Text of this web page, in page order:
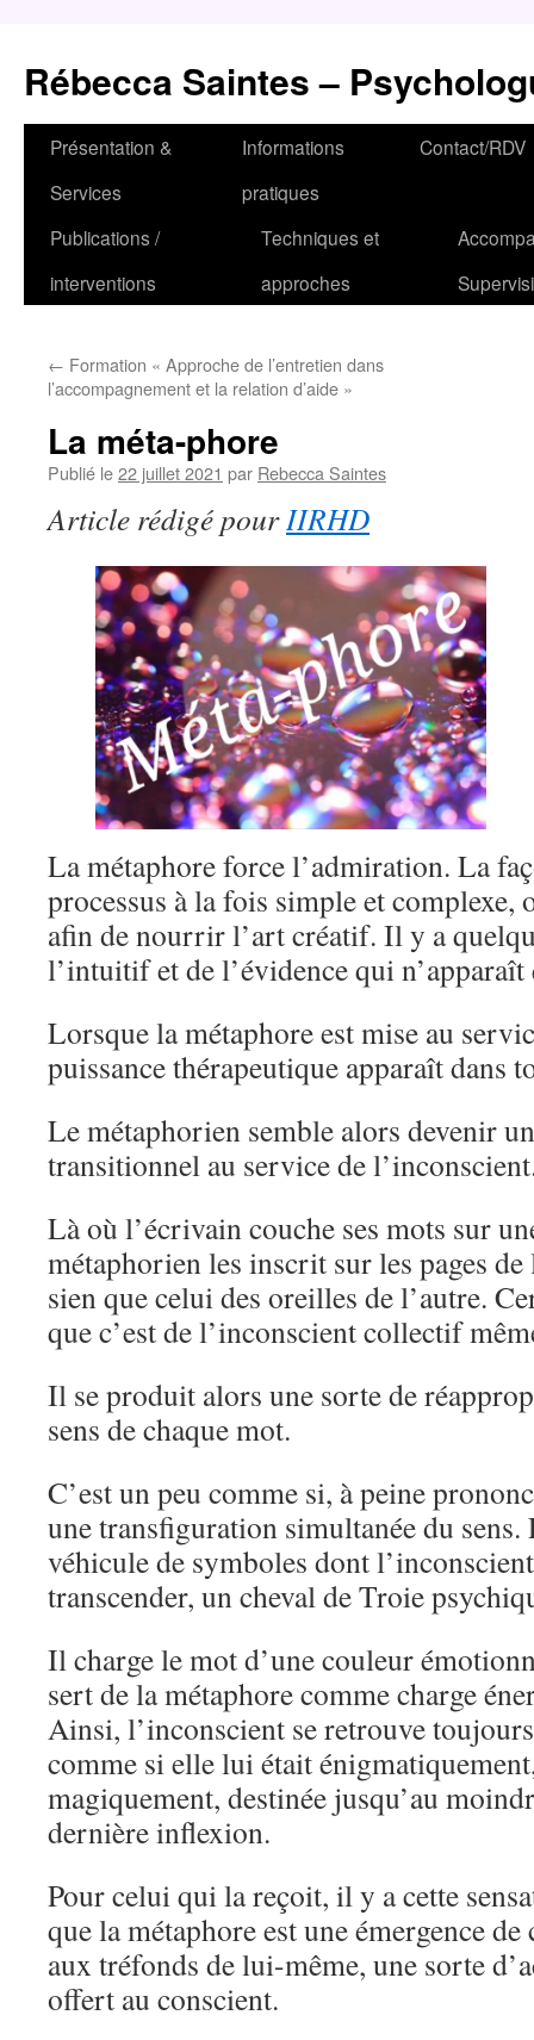
contenu
Rébecca Saintes –
Présentation &
Services
Informations
pratiques
Contact/RDV
Publications /
interventions
Techniques et
approches
← Formation « Approche de l’entretien dans
l’accompagnement et la relation d’aide »
La méta-phore
Publié le22 juillet 2021 par Rebecca Saintes
Article rédigé pourIIRHD
La métaphore force l’admiration. La
processus à la fois simple et complexe,
afin de nourrir l’art créatif. Il y a
l’intuitif et de l’évidence qui n’apparaît
Lorsque la métaphore est mise au
puissance thérapeutique apparaît dans
Le métaphorien semble alors devenir
transitionnel au service de
Là où l’écrivain couche ses mots sur
métaphorien les inscrit sur les pages
sien que celui des oreilles de l’autre.
que c’est de l’inconscient collectif
Il se produit alors une sorte de
sens de chaque mot.
C’est un peu comme si, à peine
une transfiguration simultanée du
véhicule de symboles dont
transcender, un cheval de Troie
Il charge le mot d’une couleur
sert de la métaphore comme charge
Ainsi, l’inconscient se retrouve
comme si elle lui était
magiquement, destinée jusqu’au
dernière inflexion.
Pour celui qui la reçoit, il y a cette
que la métaphore est une émergence
aux tréfonds de lui-même, une sorte
offert au conscient.